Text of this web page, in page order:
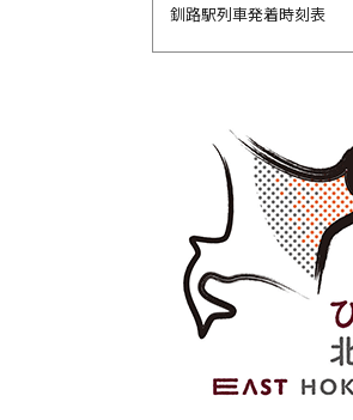
釧路駅列車発着時刻表